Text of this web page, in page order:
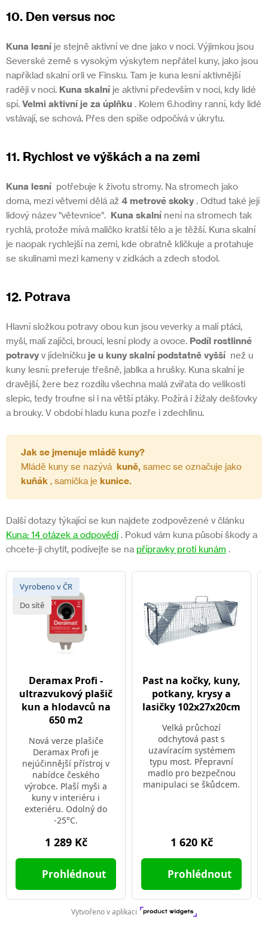
10. Den versus noc
Kuna lesníje stejně aktivní ve dne jako v noci. Výjimkou jsou
Severské země s vysokým výskytem nepřátel kuny, jako jsou
například skalní orli ve Finsku. Tam je kuna lesní aktivnější
raději v noci. Kuna skalníje aktivní především v noci, kdy lidé
spí. Velmi aktivní je za úplňku . Kolem 6.hodiny ranní, kdy lidé
vstávají, se schová. Přes den spíše odpočívá v úkrytu.
11. Rychlost ve výškách a na zemi
Kuna lesnípotřebuje k životu stromy. Na stromech jako
doma, mezi větvemi dělá až 4 metrové skoky . Odtud také její
lidový název "větevnice". Kuna skalnínení na stromech tak
rychlá, protože mívá maličko kratší tělo a je těžší. Kuna skalní
je naopak rychlejší na zemi, kde obratně kličkuje a protahuje
se skulinami mezi kameny v zídkách a zdech stodol.
12. Potrava
Hlavní složkou potravy obou kun jsou veverky a malí ptáci,
myši, malí zajíčci, brouci, lesní plody a ovoce. Podíl rostlinné
potravy v jídelníčku je u kuny skalní podstatně vyššínež u
kuny lesní: preferuje třešně, jablka a hrušky. Kuna skalní je
dravější, žere bez rozdílu všechna malá zvířata do velikosti
slepic, tedy troufne si i na větší ptáky. Požírá i žížaly dešťovky
a brouky. V období hladu kuna pozře i zdechlinu.
Jak se jmenuje mládě kuny?
Mládě kuny se nazývá kuně, samec se označuje jako
kuňák , samička je kunice.
Další dotazy týkající se kun najdete zodpovězené v článku
Kuna: 14 otázek a odpovědí. Pokud vám kuna působí škody a
chcete-ji chytit, podívejte se na přípravky proti kunám .